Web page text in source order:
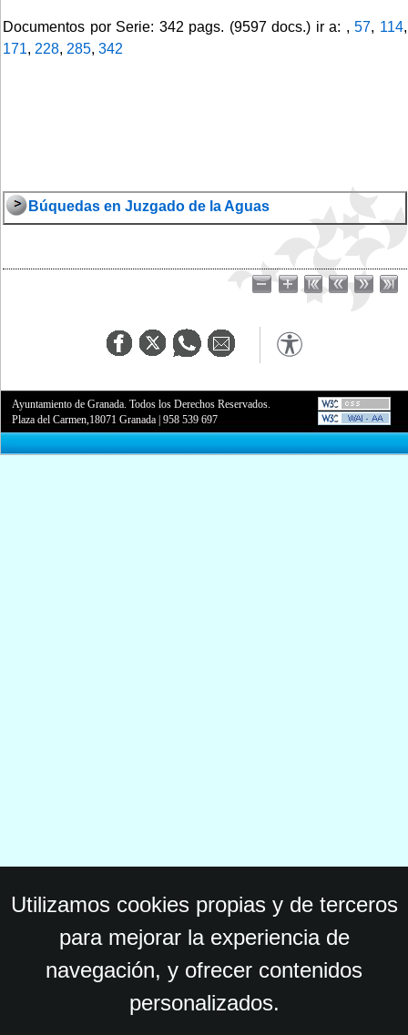
Documentos por Serie: 342 pags. (9597 docs.) ir a: ,57, 114,
171, 228, 285, 342
Búquedas en Juzgado de la Aguas
Ayuntamiento de Granada. Todos los Derechos Reservados.
Plaza del Carmen,18071 Granada |958 539 697
Utilizamos cookies propias y de terceros
para mejorar la experiencia de
navegación, y ofrecer contenidos
personalizados.